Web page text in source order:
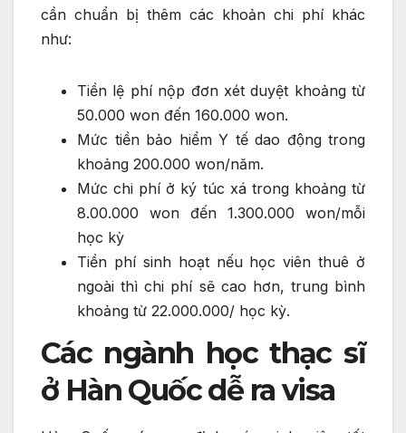
cần chuẩn bị thêm các khoản chi phí khác
như:
Tiền lệ phí nộp đơn xét duyệt khoảng từ
50.000 won đến 160.000 won.
Mức tiền bảo hiểm Y tế dao động trong
khoảng 200.000 won/năm.
Mức chi phí ở ký túc xá trong khoảng từ
8.00.000 won đến 1.300.000 won/mỗi
học kỳ
Tiền phí sinh hoạt nếu học viên thuê ở
ngoài thì chi phí sẽ cao hơn, trung bình
khoảng từ 22.000.000/ học kỳ.
Các ngành học thạc sĩ
ở Hàn Quốc dễ ra visa